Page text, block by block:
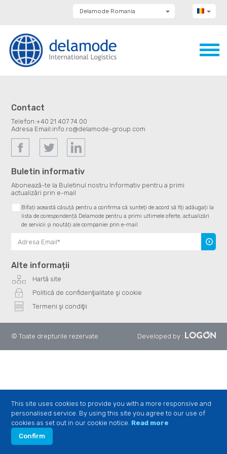
Delamode Romania
Delamode Bulgaria
Delamode Estonia
Delamode Latvia
Contact
Telefon:+40 21 407 74 00
Adresa Email:info.ro@delamode-group.com
Buletin informativ
Abonează-te la Buletinul nostru Informativ pentru a primi
actualizări prin e-mail
Bifați această căsuță pentru a confirma că sunteți de acord să fiți adăugați la
lista de corespondență Delamode pentru a primi ultimele oferte, actualizări
de servicii și noutăți ale companiei prin e-mail
Alte informații
Hartă site
Politică de confidenţialitate şi cookie
Termeni şi condiţii
© Toate drepturile rezervate Developed by :
This site uses cookies to provide you with a more responsive and
personalised service. By using this site you agree to our use of
cookies as set out in our cookie notice. Read more
Confirm